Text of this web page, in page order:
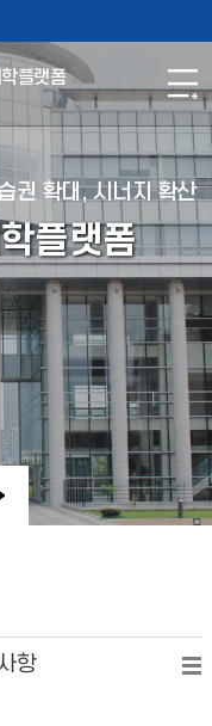
플랫폼
권 확대, 시너지 확산
플랫폼
항